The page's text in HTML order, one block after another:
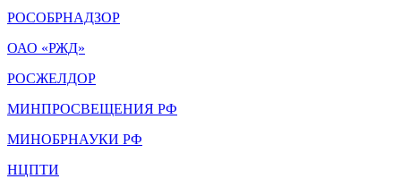
РОСОБРНАДЗОР
ОАО «РЖД»
РОСЖЕЛДОР
МИНПРОСВЕЩЕНИЯ РФ
МИНОБРНАУКИ РФ
НЦПТИ